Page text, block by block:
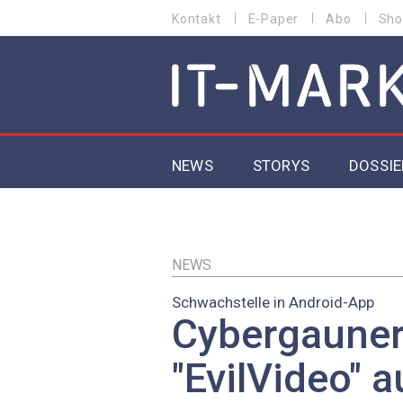
zum
MENU
Kontakt E-Paper Abo
MAIN NAVIGATION
NEWS STORYS
EU-
NEWS
Schwachstelle in Android-App
"EvilVideo"